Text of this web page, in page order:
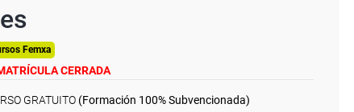
Femxa
CERRADA
GRATUITO (Formación 100% Subvencionada)